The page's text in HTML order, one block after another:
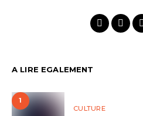
A LIRE EGALEMENT
1
CULTURE